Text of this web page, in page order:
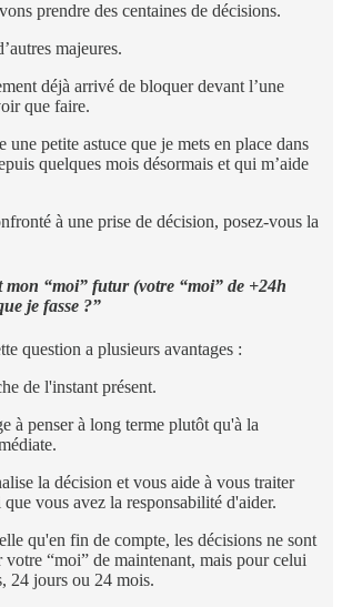
prendre des centaines de décisions.
majeures.
déjà arrivé de bloquer devant l’une
que faire.
petite astuce que je mets en place dans
quelques mois désormais et qui m’aide
à une prise de décision, posez-vous la
mon “moi” futur (votre “moi” de +24h
je fasse ?”
question a plusieurs avantages :
de l'instant présent.
à penser à long terme plutôt qu'à la
la décision et vous aide à vous traiter
vous avez la responsabilité d'aider.
qu'en fin de compte, les décisions ne sont
votre “moi” de maintenant, mais pour celui
24 jours ou 24 mois.